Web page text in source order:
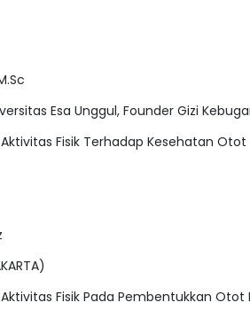
Esa Unggul, Founder Gizi
Fisik Terhadap Kesehatan Otot
Fisik Pada Pembentukkan Otot